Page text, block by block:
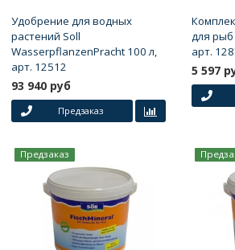
Удобрение для водных
растений Soll
WasserpflanzenPracht 100 л,
арт. 12512
93 940 руб
Предзаказ
для рыб
арт.
5 597
Предзаказ